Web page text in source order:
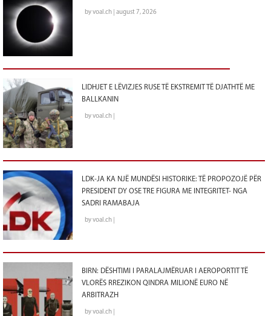
by voal.ch | august 7, 2026
LIDHJET E LËVIZJES RUSE TË EKSTREMIT TË DJATHTË ME
BALLKANIN
by voal.ch |
LDK-JA KA NJË MUNDËSI HISTORIKE: TË PROPOZOJË PËR
PRESIDENT DY OSE TRE FIGURA ME INTEGRITET- NGA
SADRI RAMABAJA
by voal.ch |
BIRN: DËSHTIMI I PARALAJMËRUAR I AEROPORTIT TË
VLORËS RREZIKON QINDRA MILIONË EURO NË
ARBITRAZH
by voal.ch |